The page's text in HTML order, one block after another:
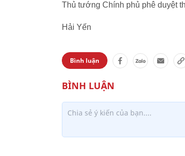
Thủ tướng Chính phủ phê duyệt
Hải Yến
Bình luận